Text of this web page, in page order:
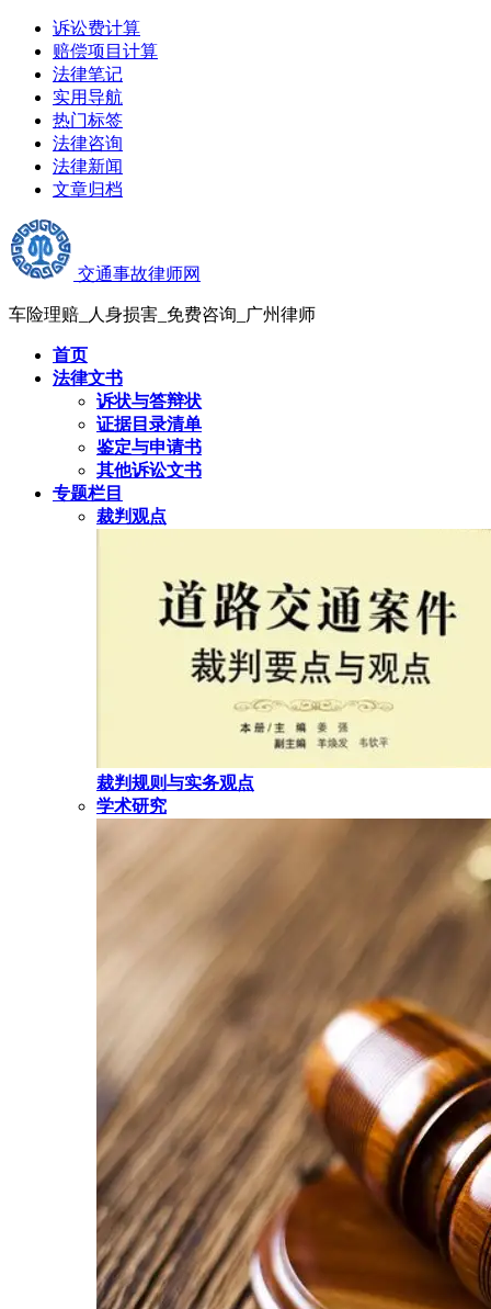
诉讼费计算
赔偿项目计算
法律笔记
实用导航
热门标签
法律咨询
法律新闻
文章归档
交通事故律师网
车险理赔_人身损害_免费咨询_广州律师
首页
法律文书
诉状与答辩状
证据目录清单
鉴定与申请书
其他诉讼文书
专题栏目
裁判观点
裁判规则与实务观点
学术研究